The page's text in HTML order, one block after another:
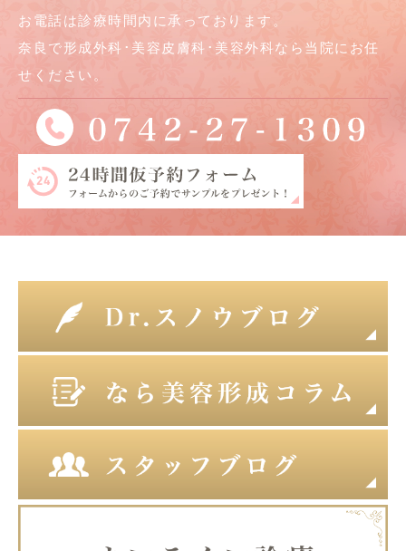
お電話は診療時間内に承っております。
奈良で形成外科･美容皮膚科･美容外科なら当院にお任
せください。